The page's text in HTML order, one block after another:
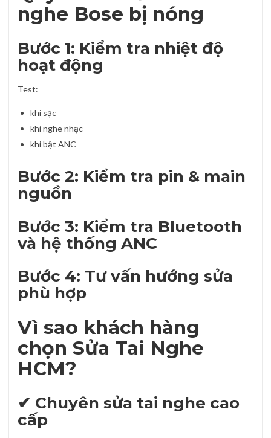
nghe Bose bị nóng
Bước 1: Kiểm tra nhiệt độ
hoạt động
Test:
khi sạc
khi nghe nhạc
khi bật ANC
Bước 2: Kiểm tra pin & main
nguồn
Bước 3: Kiểm tra Bluetooth
và hệ thống ANC
Bước 4: Tư vấn hướng sửa
phù hợp
Vì sao khách hàng
chọn Sửa Tai Nghe
HCM?
✔ Chuyên sửa tai nghe cao
cấp